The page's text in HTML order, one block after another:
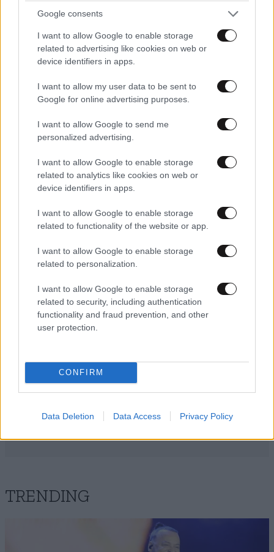
Google consents
I want to allow Google to enable storage
related to advertising like cookies on web or
device identifiers in apps.
I want to allow my user data to be sent to
Google for online advertising purposes.
I want to allow Google to send me
personalized advertising.
I want to allow Google to enable storage
related to analytics like cookies on web or
device identifiers in apps.
I want to allow Google to enable storage
related to functionality of the website or app.
I want to allow Google to enable storage
related to personalization.
I want to allow Google to enable storage
related to security, including authentication
functionality and fraud prevention, and other
user protection.
CONFIRM
Data Deletion Data Access Privacy Policy
Xαρακτήρες: 0/1000
Διαβάστε και ακολουθήστε τους κανόνες σχολιασμού
Stilitis 23·05·2025 22:37
Για την ρωμαιοκαθολικη μάνα η έκτρωση δεν ήταν
ήταν υπεράνω θρησκείας...
TRENDING